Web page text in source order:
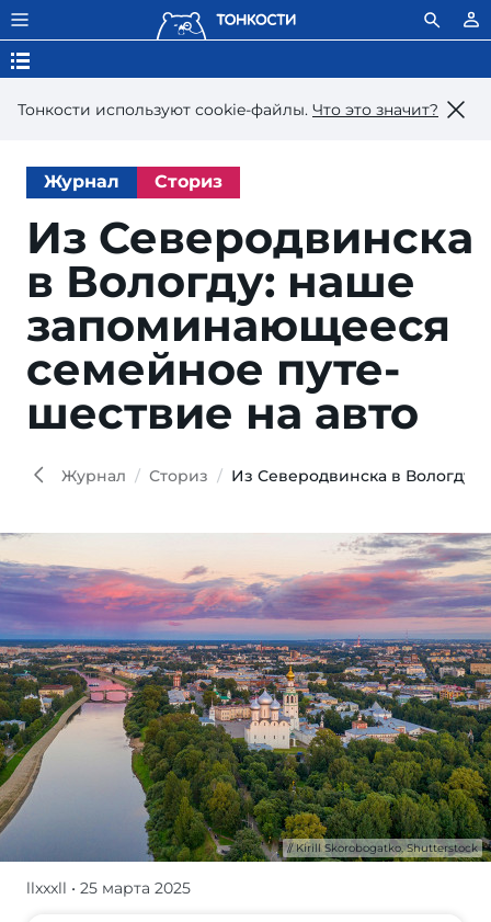
Тонкости используют сookie-файлы. Что это значит?
Журнал Сториз
Из Северодвинска
в Вологду: на­ше
за­по­ми­на­ю­ще­е­ся
се­мей­ное пу­те­
шест­вие на авто
Журнал Сториз Из Северодвинска в Вологду:
Kirill Skorobogatko, Shutterstock
В
llxxxll • 25 марта 2025